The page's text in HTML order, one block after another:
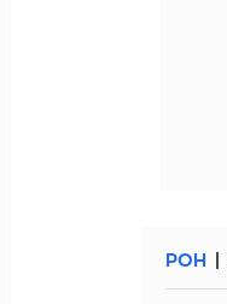
ΡΟΗ